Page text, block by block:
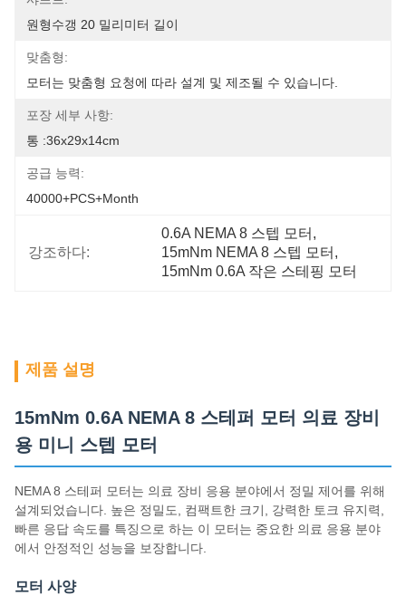
원형수갱 20 밀리미터 길이
맞춤형:
모터는 맞춤형 요청에 따라 설계 및 제조될 수 있습니다.
포장 세부 사항:
통 :36x29x14cm
공급 능력:
40000+PCS+Month
강조하다:
0.6A NEMA 8 스텝 모터 ,
15mNm NEMA 8 스텝 모터 ,
15mNm 0.6A 작은 스테핑 모터
제품 설명
15mNm 0.6A NEMA 8 스테퍼 모터 의료 장비
용 미니 스텝 모터
NEMA 8 스테퍼 모터는 의료 장비 응용 분야에서 정밀 제어를 위해
설계되었습니다. 높은 정밀도, 컴팩트한 크기, 강력한 토크 유지력,
빠른 응답 속도를 특징으로 하는 이 모터는 중요한 의료 응용 분야
에서 안정적인 성능을 보장합니다.
모터 사양